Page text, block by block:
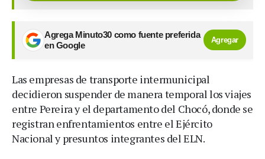
Agrega Minuto30 como fuente preferida
en Google
Agregar
Las empresas de transporte intermunicipal
decidieron suspender de manera temporal los viajes
entre Pereira y el departamento del Chocó, donde se
registran enfrentamientos entre el Ejército
Nacional y presuntos integrantes del ELN.